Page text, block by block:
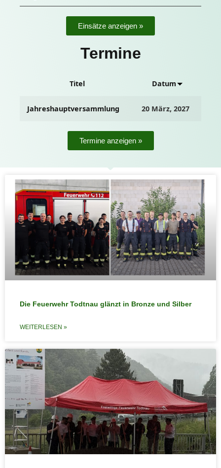
Einsätze anzeigen »
Termine
Titel Datum
Jahreshauptversammlung 20 März, 2027
Termine anzeigen »
Die Feuerwehr Todtnau glänzt in Bronze und Silber
WEITERLESEN »